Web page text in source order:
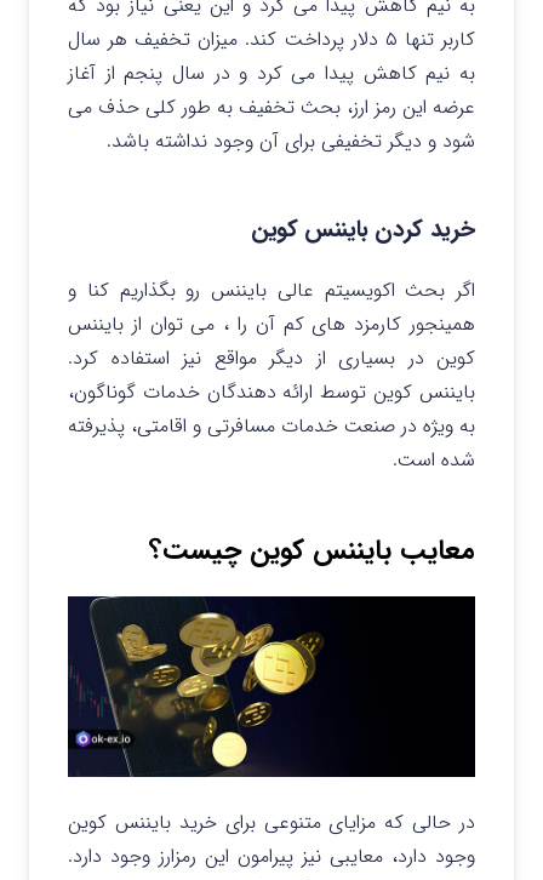
کاربر تنها ۵ دلار پرداخت کند. میزان تخفیف هر سال
به نیم کاهش پیدا می کرد و در سال پنجم از آغاز
عرضه این رمز ارز، بحث تخفیف به طور کلی حذف می
شود و دیگر تخفیفی برای آن وجود نداشته باشد.
خرید کردن بایننس کوین
اگر بحث اکویسیتم عالی بایننس رو بگذاریم کنا و
همینجور کارمزد های کم آن را ، می توان از بایننس
کوین در بسیاری از دیگر مواقع نیز استفاده کرد.
بایننس کوین توسط ارائه دهندگان خدمات گوناگون،
به ویژه در صنعت خدمات مسافرتی و اقامتی، پذیرفته
شده است.
معایب بایننس کوین چیست؟
در حالی که مزایای متنوعی برای خرید بایننس کوین
وجود دارد، معایبی نیز پیرامون این رمزارز وجود دارد.